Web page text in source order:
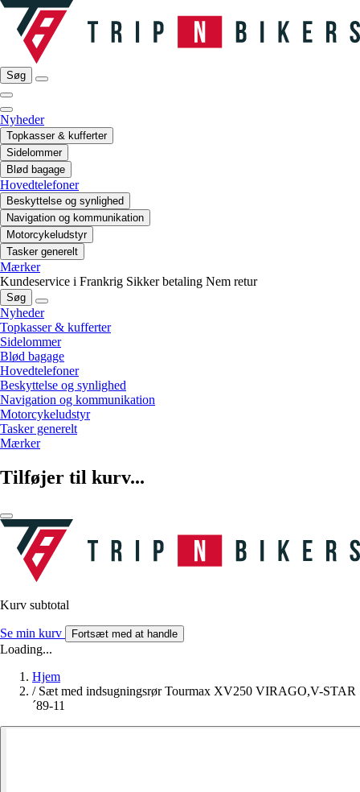
Søg
Nyheder
Topkasser & kufferter
Sidelommer
Blød bagage
Hovedtelefoner
Beskyttelse og synlighed
Navigation og kommunikation
Motorcykeludstyr
Tasker generelt
Mærker
Kundeservice i Frankrig Sikker betaling Nem retur
Søg
Nyheder
Topkasser & kufferter
Sidelommer
Blød bagage
Hovedtelefoner
Beskyttelse og synlighed
Navigation og kommunikation
Motorcykeludstyr
Tasker generelt
Mærker
Tilføjer til kurv...
Kurv subtotal
Se min kurv Fortsæt med at handle
Loading...
Hjem
/ Sæt med indsugningsrør Tourmax XV250 VIRAGO,V-STAR
´89-11